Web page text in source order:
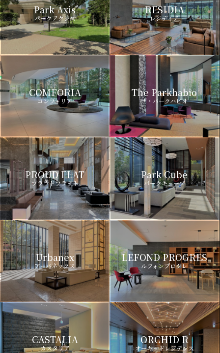
Park Axis
パークアクシス
RESIDIA
レジディア
COMFORIA
コンフォリア
The Parkhabio
ザ・パークハビオ
PROUD FLAT
プラウドフラット
Park Cube
パークキューブ
Urbanex
アーバネックス
LEFOND PROGRES
ルフォンプログレ
CASTALIA
カスタリア
ORCHID R
オーキッドレジデンス